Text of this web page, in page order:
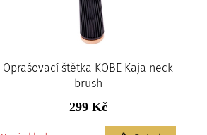
Oprašovací štětka KOBE Kaja neck
brush
299 Kč